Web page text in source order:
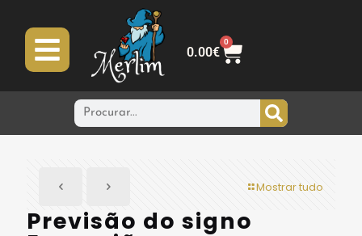
0.00€
0
Mostrar tudo
Previsão do signo